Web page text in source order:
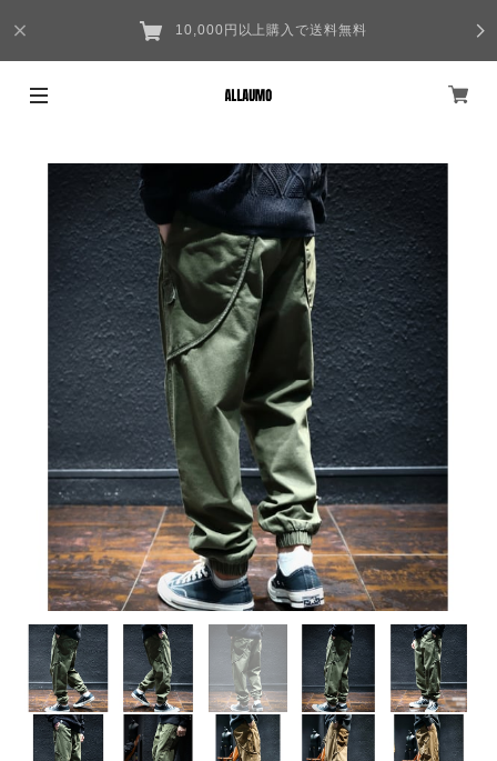
10,000円以上購入で送料無料